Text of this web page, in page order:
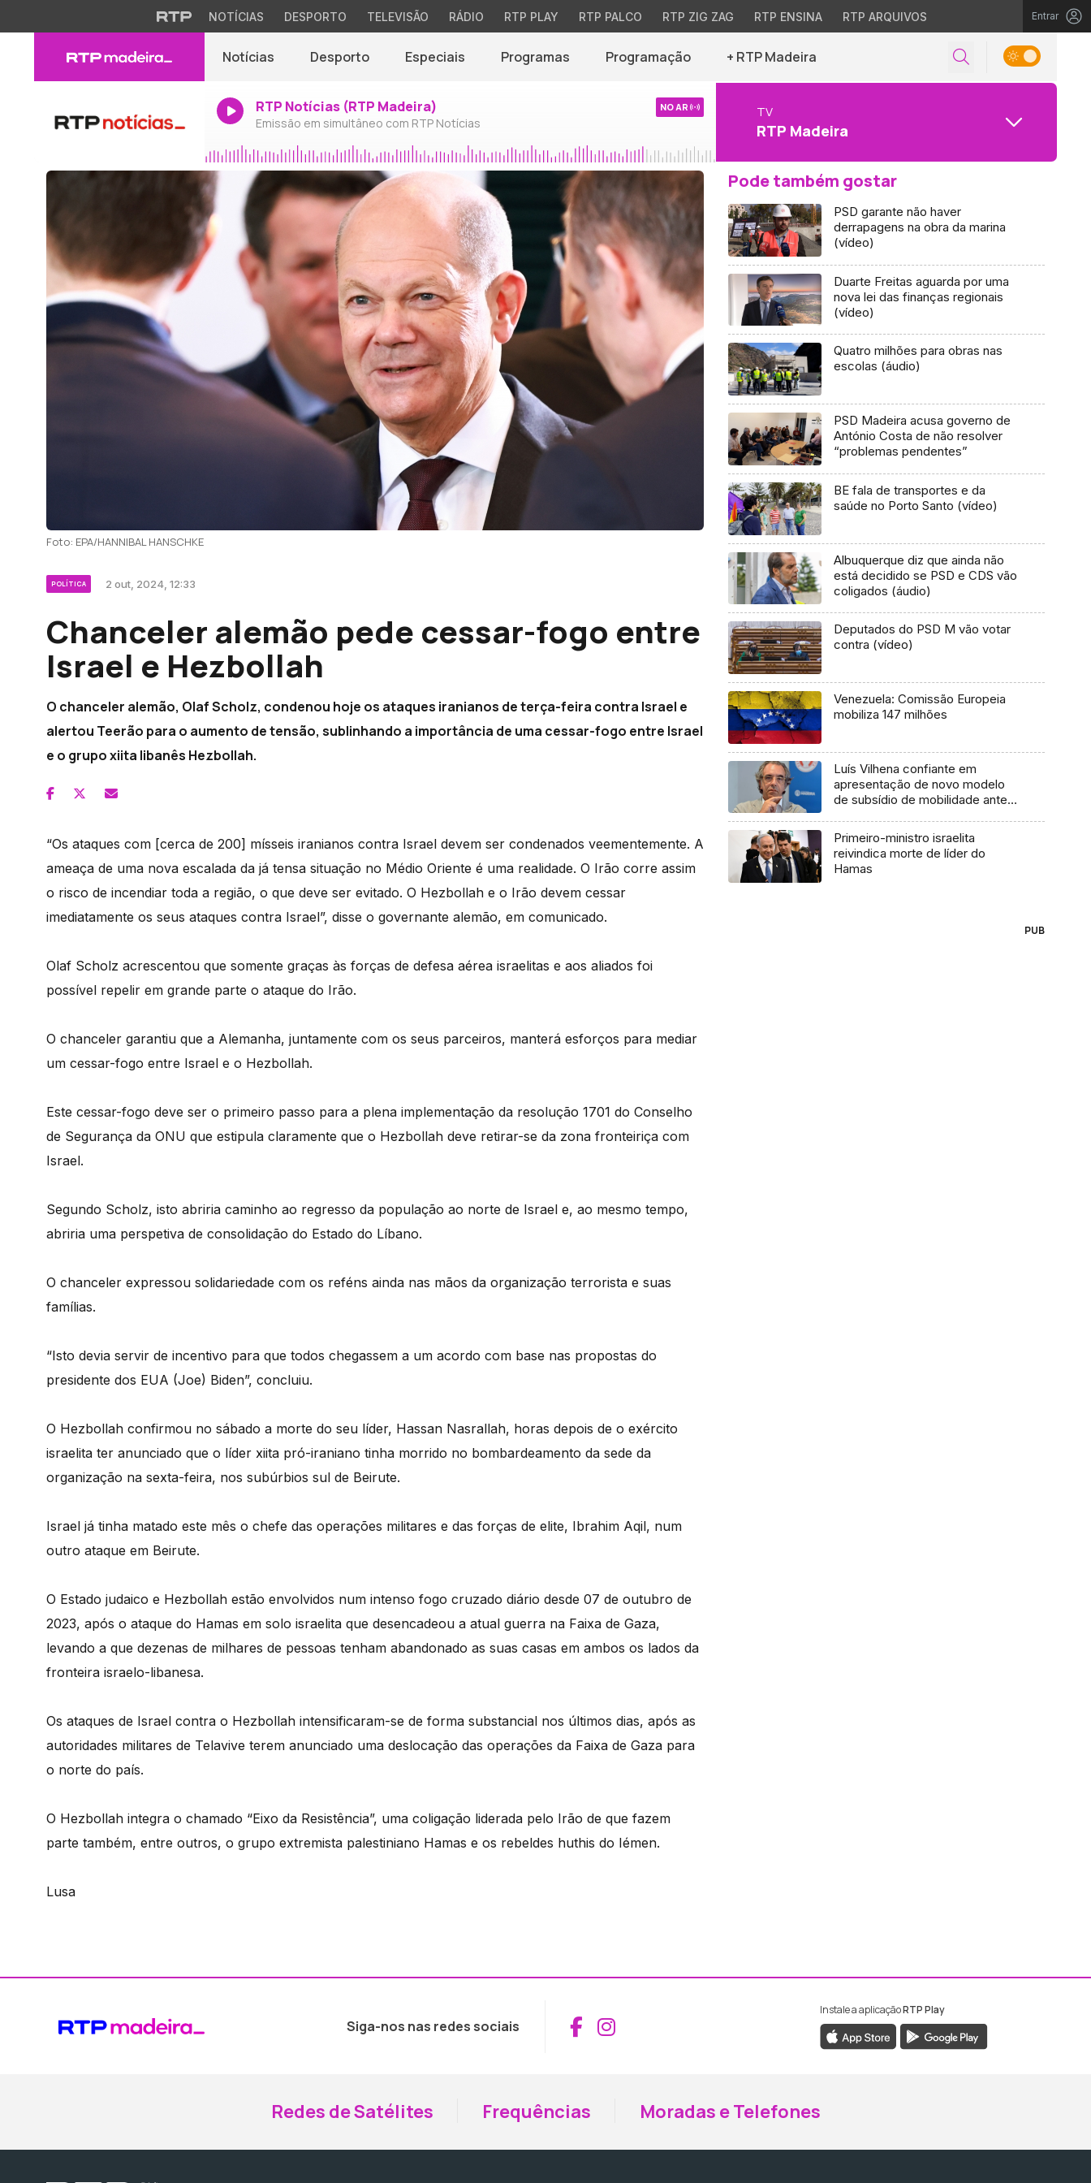
NOTÍCIAS DESPORTO TELEVISÃO RÁDIO RTP PLAY RTP PALCO RTP ZIG ZAG RTP ENSINA RTP ARQUIVOS Entrar
Notícias Desporto Especiais Programas Programação + RTP Madeira
RTP Notícias (RTP Madeira)
Emissão em simultâneo com RTP Notícias
NO AR TV
RTP Madeira
Foto: EPA/HANNIBAL HANSCHKE
POLÍTICA 2 out, 2024, 12:33
Chanceler alemão pede cessar-fogo entre
Israel e Hezbollah
O chanceler alemão, Olaf Scholz, condenou hoje os ataques iranianos de terça-feira contra Israel e
alertou Teerão para o aumento de tensão, sublinhando a importância de uma cessar-fogo entre Israel
e o grupo xiita libanês Hezbollah.
“Os ataques com [cerca de 200] mísseis iranianos contra Israel devem ser condenados veementemente. A
ameaça de uma nova escalada da já tensa situação no Médio Oriente é uma realidade. O Irão corre assim
o risco de incendiar toda a região, o que deve ser evitado. O Hezbollah e o Irão devem cessar
imediatamente os seus ataques contra Israel”, disse o governante alemão, em comunicado.
Olaf Scholz acrescentou que somente graças às forças de defesa aérea israelitas e aos aliados foi
possível repelir em grande parte o ataque do Irão.
O chanceler garantiu que a Alemanha, juntamente com os seus parceiros, manterá esforços para mediar
um cessar-fogo entre Israel e o Hezbollah.
Este cessar-fogo deve ser o primeiro passo para a plena implementação da resolução 1701 do Conselho
de Segurança da ONU que estipula claramente que o Hezbollah deve retirar-se da zona fronteiriça com
Israel.
Segundo Scholz, isto abriria caminho ao regresso da população ao norte de Israel e, ao mesmo tempo,
abriria uma perspetiva de consolidação do Estado do Líbano.
O chanceler expressou solidariedade com os reféns ainda nas mãos da organização terrorista e suas
famílias.
“Isto devia servir de incentivo para que todos chegassem a um acordo com base nas propostas do
presidente dos EUA (Joe) Biden”, concluiu.
O Hezbollah confirmou no sábado a morte do seu líder, Hassan Nasrallah, horas depois de o exército
israelita ter anunciado que o líder xiita pró-iraniano tinha morrido no bombardeamento da sede da
organização na sexta-feira, nos subúrbios sul de Beirute.
Israel já tinha matado este mês o chefe das operações militares e das forças de elite, Ibrahim Aqil, num
outro ataque em Beirute.
O Estado judaico e Hezbollah estão envolvidos num intenso fogo cruzado diário desde 07 de outubro de
2023, após o ataque do Hamas em solo israelita que desencadeou a atual guerra na Faixa de Gaza,
levando a que dezenas de milhares de pessoas tenham abandonado as suas casas em ambos os lados da
fronteira israelo-libanesa.
Os ataques de Israel contra o Hezbollah intensificaram-se de forma substancial nos últimos dias, após as
autoridades militares de Telavive terem anunciado uma deslocação das operações da Faixa de Gaza para
o norte do país.
O Hezbollah integra o chamado “Eixo da Resistência”, uma coligação liderada pelo Irão de que fazem
parte também, entre outros, o grupo extremista palestiniano Hamas e os rebeldes huthis do Iémen.
Lusa
Pode também gostar
PSD garante não haver
derrapagens na obra da marina
(vídeo)
Duarte Freitas aguarda por uma
nova lei das finanças regionais
(vídeo)
Quatro milhões para obras nas
escolas (áudio)
PSD Madeira acusa governo de
António Costa de não resolver
“problemas pendentes”
BE fala de transportes e da
saúde no Porto Santo (vídeo)
Albuquerque diz que ainda não
está decidido se PSD e CDS vão
coligados (áudio)
Deputados do PSD M vão votar
contra (vídeo)
Venezuela: Comissão Europeia
mobiliza 147 milhões
Luís Vilhena confiante em
apresentação de novo modelo
de subsídio de mobilidade antes
Primeiro-ministro israelita
reivindica morte de líder do
Hamas
PUB
Siga-nos nas redes sociais Aceder ao Facebook da RTP Madeira
Aceder ao Instagram da RTP Madeira
Instale a aplicaçãoRTP Play
Redes de Satélites Frequências Moradas e Telefones